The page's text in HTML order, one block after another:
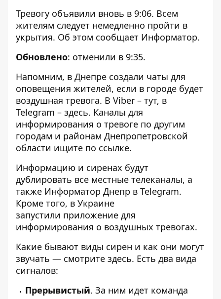
Тревогу объявили вновь в 9:06. Всем
жителям следует немедленно пройти в
укрытия. Об этом сообщает Информатор.
Обновлено: отменили в 9:35.
Напомним, в Днепре создали чаты для
оповещения жителей, если в городе будет
воздушная тревога. В Viber – тут, в
Telegram – здесь. Каналы для
информирования о тревоге по другим
городам и районам Днепропетровской
области ищите по ссылке.
Информацию и сиренах будут
дублировать все местные телеканалы, а
также Информатор Днепр в Telegram.
Кроме того, в Украине
запустили приложение для
информирования о воздушных тревогах.
Какие бывают виды сирен и как они могут
звучать — смотрите здесь. Есть два вида
сигналов:
Прерывистый. За ним идет команда